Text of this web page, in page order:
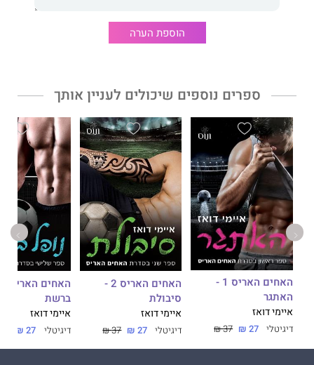
הדואט הזה מרתק בפני עצמו, אבל כדי ליהנות ממנו במלואו, חפשו
את הספרים הראשונים בסדרת האחים האריס: "האתגר", "סיבולת"
הוספת הערה
ספרים נוספים שיכולים לעניין אותך
האחים האריס 1 -
האתגר
איימי דואז
דיגיטלי 27 ₪
37 ₪
האחים האריס 2 -
סיבולת
איימי דואז
דיגיטלי 27 ₪
37 ₪
ברשת
איימי דואז
דיגיטלי 27 ₪